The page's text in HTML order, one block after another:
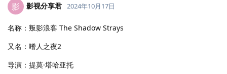
影 影视分享君 2024年10月17日
名称：叛影浪客 The Shadow Strays
又名：嗜人之夜2
导演：提莫·塔哈亚托